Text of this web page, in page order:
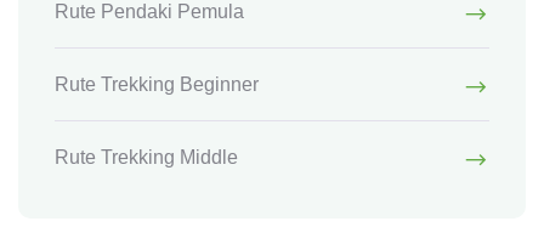
Rute Pendaki Pemula
Rute Trekking Beginner
Rute Trekking Middle